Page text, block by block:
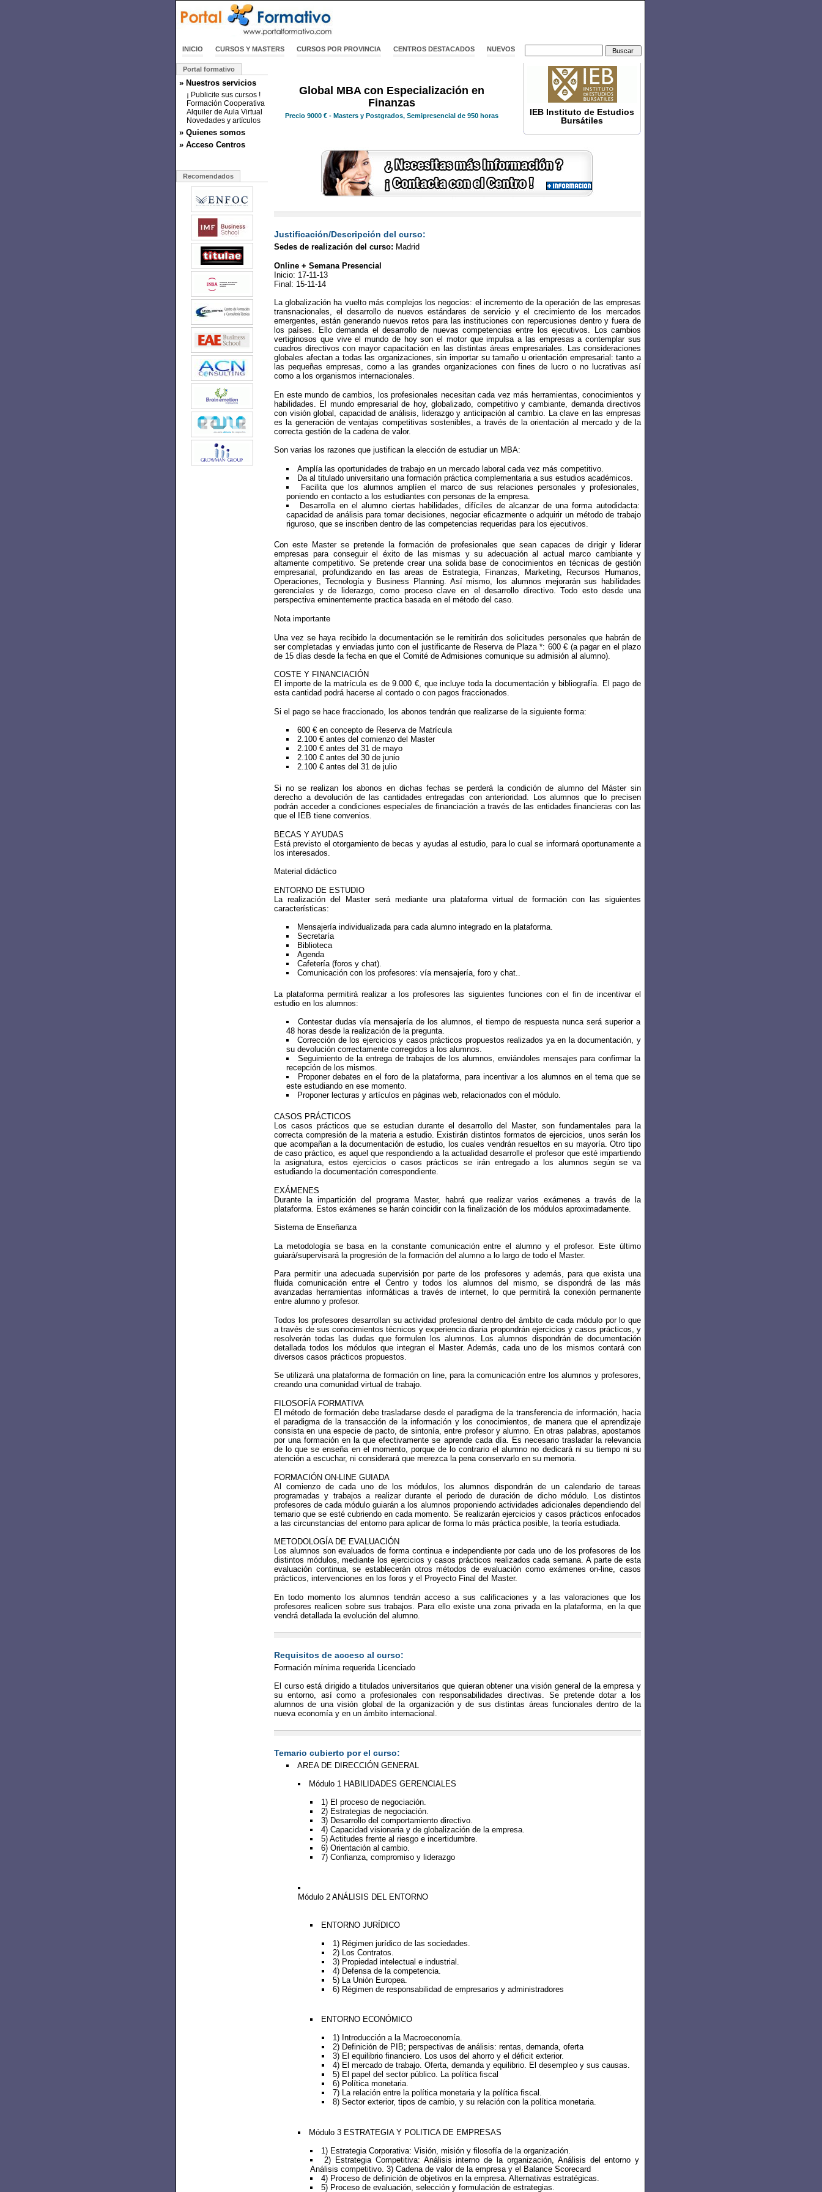
INICIO CURSOS Y MASTERS CURSOS POR PROVINCIA CENTROS DESTACADOS NUEVOS
Portal formativo
» Nuestros servicios
¡ Publicite sus cursos !
Formación Cooperativa
Alquiler de Aula Virtual
Novedades y artículos
» Quienes somos
» Acceso Centros
Recomendados
Global MBA con Especialización en
Finanzas
Precio 9000 € - Masters y Postgrados, Semipresencial de 950 horas
IEB Instituto de Estudios
Bursátiles
Justificación/Descripción del curso:
Sedes de realización del curso: Madrid
Online + Semana Presencial
Inicio: 17-11-13
Final: 15-11-14
La globalización ha vuelto más complejos los negocios: el incremento de la operación de las empresas
transnacionales, el desarrollo de nuevos estándares de servicio y el crecimiento de los mercados
emergentes, están generando nuevos retos para las instituciones con repercusiones dentro y fuera de
los países. Ello demanda el desarrollo de nuevas competencias entre los ejecutivos. Los cambios
vertiginosos que vive el mundo de hoy son el motor que impulsa a las empresas a contemplar sus
cuadros directivos con mayor capacitación en las distintas áreas empresariales. Las consideraciones
globales afectan a todas las organizaciones, sin importar su tamaño u orientación empresarial: tanto a
las pequeñas empresas, como a las grandes organizaciones con fines de lucro o no lucrativas así
como a los organismos internacionales.
En este mundo de cambios, los profesionales necesitan cada vez más herramientas, conocimientos y
habilidades. El mundo empresarial de hoy, globalizado, competitivo y cambiante, demanda directivos
con visión global, capacidad de análisis, liderazgo y anticipación al cambio. La clave en las empresas
es la generación de ventajas competitivas sostenibles, a través de la orientación al mercado y de la
correcta gestión de la cadena de valor.
Son varias los razones que justifican la elección de estudiar un MBA:
Amplía las oportunidades de trabajo en un mercado laboral cada vez más competitivo.
Da al titulado universitario una formación práctica complementaria a sus estudios académicos.
Facilita que los alumnos amplíen el marco de sus relaciones personales y profesionales,
poniendo en contacto a los estudiantes con personas de la empresa.
Desarrolla en el alumno ciertas habilidades, difíciles de alcanzar de una forma autodidacta:
capacidad de análisis para tomar decisiones, negociar eficazmente o adquirir un método de trabajo
riguroso, que se inscriben dentro de las competencias requeridas para los ejecutivos.
Con este Master se pretende la formación de profesionales que sean capaces de dirigir y liderar
empresas para conseguir el éxito de las mismas y su adecuación al actual marco cambiante y
altamente competitivo. Se pretende crear una solida base de conocimientos en técnicas de gestión
empresarial, profundizando en las areas de Estrategia, Finanzas, Marketing, Recursos Humanos,
Operaciones, Tecnología y Business Planning. Así mismo, los alumnos mejorarán sus habilidades
gerenciales y de liderazgo, como proceso clave en el desarrollo directivo. Todo esto desde una
perspectiva eminentemente practica basada en el método del caso.
Nota importante
Una vez se haya recibido la documentación se le remitirán dos solicitudes personales que habrán de
ser completadas y enviadas junto con el justificante de Reserva de Plaza *: 600 € (a pagar en el plazo
de 15 días desde la fecha en que el Comité de Admisiones comunique su admisión al alumno).
COSTE Y FINANCIACIÓN
El importe de la matrícula es de 9.000 €, que incluye toda la documentación y bibliografía. El pago de
esta cantidad podrá hacerse al contado o con pagos fraccionados.
Si el pago se hace fraccionado, los abonos tendrán que realizarse de la siguiente forma:
600 € en concepto de Reserva de Matrícula
2.100 € antes del comienzo del Master
2.100 € antes del 31 de mayo
2.100 € antes del 30 de junio
2.100 € antes del 31 de julio
Si no se realizan los abonos en dichas fechas se perderá la condición de alumno del Máster sin
derecho a devolución de las cantidades entregadas con anterioridad. Los alumnos que lo precisen
podrán acceder a condiciones especiales de financiación a través de las entidades financieras con las
que el IEB tiene convenios.
BECAS Y AYUDAS
Está previsto el otorgamiento de becas y ayudas al estudio, para lo cual se informará oportunamente a
los interesados.
Material didáctico
ENTORNO DE ESTUDIO
La realización del Master será mediante una plataforma virtual de formación con las siguientes
características:
Mensajería individualizada para cada alumno integrado en la plataforma.
Secretaría
Biblioteca
Agenda
Cafetería (foros y chat).
Comunicación con los profesores: vía mensajería, foro y chat..
La plataforma permitirá realizar a los profesores las siguientes funciones con el fin de incentivar el
estudio en los alumnos:
Contestar dudas vía mensajería de los alumnos, el tiempo de respuesta nunca será superior a
48 horas desde la realización de la pregunta.
Corrección de los ejercicios y casos prácticos propuestos realizados ya en la documentación, y
su devolución correctamente corregidos a los alumnos.
Seguimiento de la entrega de trabajos de los alumnos, enviándoles mensajes para confirmar la
recepción de los mismos.
Proponer debates en el foro de la plataforma, para incentivar a los alumnos en el tema que se
este estudiando en ese momento.
Proponer lecturas y artículos en páginas web, relacionados con el módulo.
CASOS PRÁCTICOS
Los casos prácticos que se estudian durante el desarrollo del Master, son fundamentales para la
correcta compresión de la materia a estudio. Existirán distintos formatos de ejercicios, unos serán los
que acompañan a la documentación de estudio, los cuales vendrán resueltos en su mayoría. Otro tipo
de caso práctico, es aquel que respondiendo a la actualidad desarrolle el profesor que esté impartiendo
la asignatura, estos ejercicios o casos prácticos se irán entregado a los alumnos según se va
estudiando la documentación correspondiente.
EXÁMENES
Durante la impartición del programa Master, habrá que realizar varios exámenes a través de la
plataforma. Estos exámenes se harán coincidir con la finalización de los módulos aproximadamente.
Sistema de Enseñanza
La metodología se basa en la constante comunicación entre el alumno y el profesor. Este último
guiará/supervisará la progresión de la formación del alumno a lo largo de todo el Master.
Para permitir una adecuada supervisión por parte de los profesores y además, para que exista una
fluida comunicación entre el Centro y todos los alumnos del mismo, se dispondrá de las más
avanzadas herramientas informáticas a través de internet, lo que permitirá la conexión permanente
entre alumno y profesor.
Todos los profesores desarrollan su actividad profesional dentro del ámbito de cada módulo por lo que
a través de sus conocimientos técnicos y experiencia diaria propondrán ejercicios y casos prácticos, y
resolverán todas las dudas que formulen los alumnos. Los alumnos dispondrán de documentación
detallada todos los módulos que integran el Master. Además, cada uno de los mismos contará con
diversos casos prácticos propuestos.
Se utilizará una plataforma de formación on line, para la comunicación entre los alumnos y profesores,
creando una comunidad virtual de trabajo.
FILOSOFÍA FORMATIVA
El método de formación debe trasladarse desde el paradigma de la transferencia de información, hacia
el paradigma de la transacción de la información y los conocimientos, de manera que el aprendizaje
consista en una especie de pacto, de sintonía, entre profesor y alumno. En otras palabras, apostamos
por una formación en la que efectivamente se aprende cada día. Es necesario trasladar la relevancia
de lo que se enseña en el momento, porque de lo contrario el alumno no dedicará ni su tiempo ni su
atención a escuchar, ni considerará que merezca la pena conservarlo en su memoria.
FORMACIÓN ON-LINE GUIADA
Al comienzo de cada uno de los módulos, los alumnos dispondrán de un calendario de tareas
programadas y trabajos a realizar durante el periodo de duración de dicho módulo. Los distintos
profesores de cada módulo guiarán a los alumnos proponiendo actividades adicionales dependiendo del
temario que se esté cubriendo en cada momento. Se realizarán ejercicios y casos prácticos enfocados
a las circunstancias del entorno para aplicar de forma lo más práctica posible, la teoría estudiada.
METODOLOGÍA DE EVALUACIÓN
Los alumnos son evaluados de forma continua e independiente por cada uno de los profesores de los
distintos módulos, mediante los ejercicios y casos prácticos realizados cada semana. A parte de esta
evaluación continua, se establecerán otros métodos de evaluación como exámenes on-line, casos
prácticos, intervenciones en los foros y el Proyecto Final del Master.
En todo momento los alumnos tendrán acceso a sus calificaciones y a las valoraciones que los
profesores realicen sobre sus trabajos. Para ello existe una zona privada en la plataforma, en la que
vendrá detallada la evolución del alumno.
Requisitos de acceso al curso:
Formación mínima requerida Licenciado
El curso está dirigido a titulados universitarios que quieran obtener una visión general de la empresa y
su entorno, así como a profesionales con responsabilidades directivas. Se pretende dotar a los
alumnos de una visión global de la organización y de sus distintas áreas funcionales dentro de la
nueva economía y en un ámbito internacional.
Temario cubierto por el curso:
AREA DE DIRECCIÓN GENERAL
Módulo 1 HABILIDADES GERENCIALES
1) El proceso de negociación.
2) Estrategias de negociación.
3) Desarrollo del comportamiento directivo.
4) Capacidad visionaria y de globalización de la empresa.
5) Actitudes frente al riesgo e incertidumbre.
6) Orientación al cambio.
7) Confianza, compromiso y liderazgo
Módulo 2 ANÁLISIS DEL ENTORNO
ENTORNO JURÍDICO
1) Régimen jurídico de las sociedades.
2) Los Contratos.
3) Propiedad intelectual e industrial.
4) Defensa de la competencia.
5) La Unión Europea.
6) Régimen de responsabilidad de empresarios y administradores
ENTORNO ECONÓMICO
1) Introducción a la Macroeconomía.
2) Definición de PIB; perspectivas de análisis: rentas, demanda, oferta
3) El equilibrio financiero. Los usos del ahorro y el déficit exterior.
4) El mercado de trabajo. Oferta, demanda y equilibrio. El desempleo y sus causas.
5) El papel del sector público. La política fiscal
6) Política monetaria.
7) La relación entre la política monetaria y la política fiscal.
8) Sector exterior, tipos de cambio, y su relación con la política monetaria.
Módulo 3 ESTRATEGIA Y POLITICA DE EMPRESAS
1) Estrategia Corporativa: Visión, misión y filosofía de la organización.
2) Estrategia Competitiva: Análisis interno de la organización, Análisis del entorno y
Análisis competitivo. 3) Cadena de valor de la empresa y el Balance Scorecard
4) Proceso de definición de objetivos en la empresa. Alternativas estratégicas.
5) Proceso de evaluación, selección y formulación de estrategias.